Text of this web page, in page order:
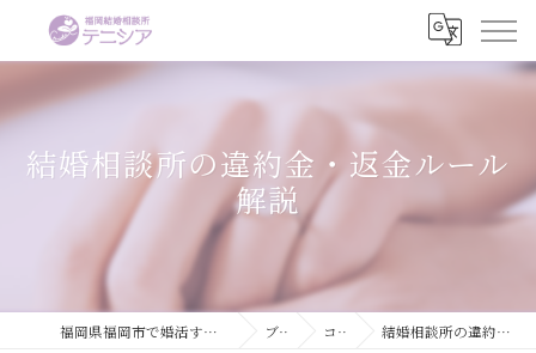
結婚相談所の違約金・返金ルール
解説
福岡県福岡市で婚活するなら結婚相談所テニシア ブログ コラム 結婚相談所の違約金・返金ルール解説